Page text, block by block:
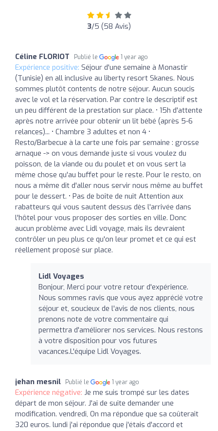
3/5 (58 Avis)
Céline FLORIOT Publié le 1 year ago
Expérience positive: Séjour d'une semaine à Monastir
(Tunisie) en all inclusive au liberty resort Skanes. Nous
sommes plutôt contents de notre séjour. Aucun soucis
avec le vol et la réservation. Par contre le descriptif est
un peu différent de la prestation sur place. • 15h d'attente
après notre arrivée pour obtenir un lit bébé (après 5-6
relances)... • Chambre 3 adultes et non 4 •
Resto/Barbecue à la carte une fois par semaine : grosse
arnaque -> on vous demande juste si vous voulez du
poisson, de la viande ou du poulet et on vous sert la
même chose qu'au buffet pour le reste. Pour le resto, on
nous a même dit d'aller nous servir nous même au buffet
pour le dessert. • Pas de boîte de nuit Attention aux
rabatteurs qui vous sautent dessus dès l'arrivée dans
l'hôtel pour vous proposer des sorties en ville. Donc
aucun problème avec Lidl voyage, mais ils devraient
contrôler un peu plus ce qu'on leur promet et ce qui est
réellement proposé sur place.
Lidl Voyages
Bonjour, Merci pour votre retour d'expérience.
Nous sommes ravis que vous ayez apprécié votre
séjour et, soucieux de l'avis de nos clients, nous
prenons note de votre commentaire qui
permettra d'améliorer nos services. Nous restons
à votre disposition pour vos futures
vacances.L'équipe Lidl Voyages.
jehan mesnil Publié le 1 year ago
Expérience négative: Je me suis trompé sur les dates
départ de mon séjour. J'ai de suite demander une
modification. vendredi, On ma répondue que sa coûterait
320 euros. lundi j'ai répondue que j'étais d'accord et